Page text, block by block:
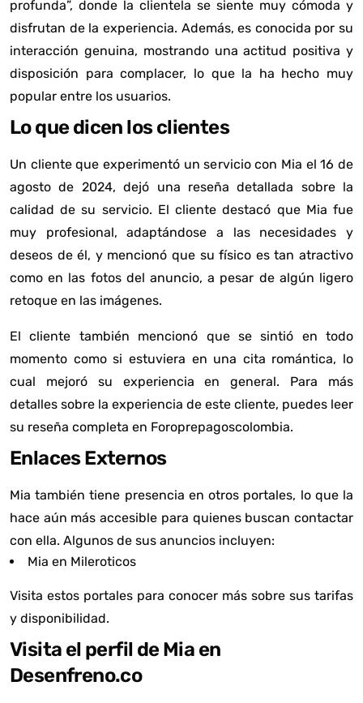
profunda”, donde la clientela se siente muy cómoda y
disfrutan de la experiencia. Además, es conocida por su
interacción genuina, mostrando una actitud positiva y
disposición para complacer, lo que la ha hecho muy
popular entre los usuarios.
Lo que dicen los clientes
Un cliente que experimentó un servicio con Mia el 16 de
agosto de 2024, dejó una reseña detallada sobre la
calidad de su servicio. El cliente destacó que Mia fue
muy profesional, adaptándose a las necesidades y
deseos de él, y mencionó que su físico es tan atractivo
como en las fotos del anuncio, a pesar de algún ligero
retoque en las imágenes.
El cliente también mencionó que se sintió en todo
momento como si estuviera en una cita romántica, lo
cual mejoró su experiencia en general. Para más
detalles sobre la experiencia de este cliente, puedes leer
su reseña completa en Foroprepagoscolombia.
Enlaces Externos
Mia también tiene presencia en otros portales, lo que la
hace aún más accesible para quienes buscan contactar
con ella. Algunos de sus anuncios incluyen:
Mia en Mileroticos
Visita estos portales para conocer más sobre sus tarifas
y disponibilidad.
Visita el perfil de Mia en
Desenfreno.co